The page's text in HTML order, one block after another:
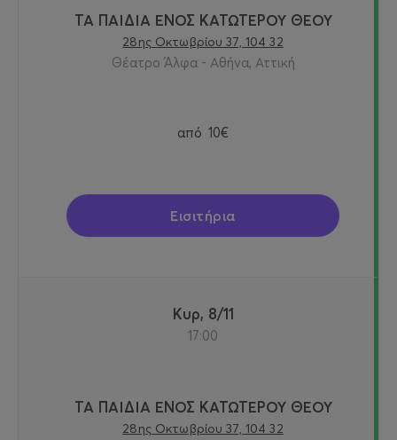
ΤΑ ΠΑΙΔΙΑ ΕΝΟΣ ΚΑΤΩΤΕΡΟΥ ΘΕΟΥ
28ης Οκτωβρίου 37, 104 32
Θέατρο Άλφα - Αθήνα, Αττική
από 10€
Εισιτήρια
Κυρ, 8/11
17:00
ΤΑ ΠΑΙΔΙΑ ΕΝΟΣ ΚΑΤΩΤΕΡΟΥ ΘΕΟΥ
28ης Οκτωβρίου 37, 104 32